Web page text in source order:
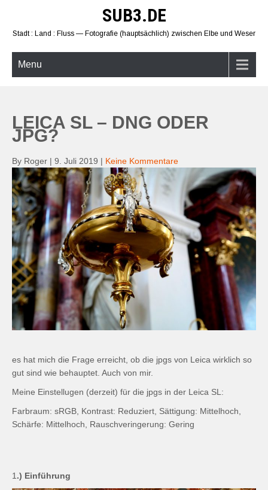
content
SUB3.DE
Stadt : Land : Fluss — Fotografie (hauptsächlich) zwischen Elbe und Weser
Menu
LEICA SL – DNG ODER
JPG?
By Roger | 9. Juli 2019 | Keine Kommentare
es hat mich die Frage erreicht, ob die jpgs von Leica wirklich so
gut sind wie behauptet. Auch von mir.
Meine Einstellugen (derzeit) für die jpgs in der Leica SL:
Farbraum: sRGB, Kontrast: Reduziert, Sättigung: Mittelhoch,
Schärfe: Mittelhoch, Rauschveringerung: Gering
1 .) Einführung